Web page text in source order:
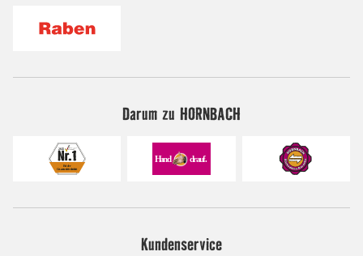
Darum zu HORNBACH
Kundenservice